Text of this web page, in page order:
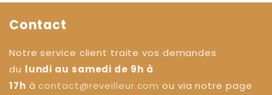
Contact
Notre service client traite vos demandes
du lundi au samedi de 9h à
17h àcontact@reveilleur.com ou via notre page